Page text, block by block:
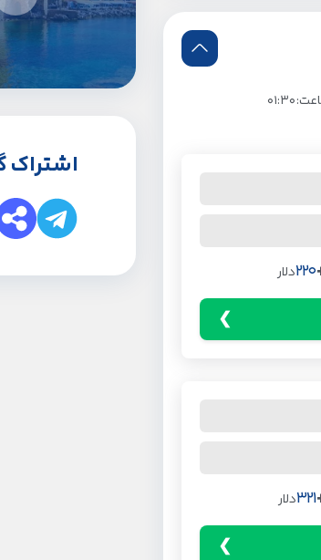
01:30
220دلار
321دلار
اشتراک